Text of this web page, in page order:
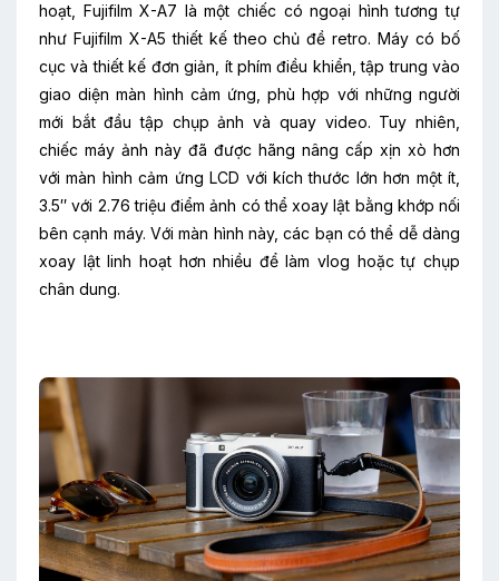
hoạt, Fujifilm X-A7 là một chiếc có ngoại hình tương tự
như Fujifilm X-A5 thiết kế theo chủ đề retro. Máy có bố
cục và thiết kế đơn giản, ít phím điều khiển, tập trung vào
giao diện màn hình cảm ứng, phù hợp với những người
mới bắt đầu tập chụp ảnh và quay video. Tuy nhiên,
chiếc máy ảnh này đã được hãng nâng cấp xịn xò hơn
với màn hình cảm ứng LCD với kích thước lớn hơn một ít,
3.5″ với 2.76 triệu điểm ảnh có thể xoay lật bằng khớp nối
bên cạnh máy. Với màn hình này, các bạn có thể dễ dàng
xoay lật linh hoạt hơn nhiều để làm vlog hoặc tự chụp
chân dung.